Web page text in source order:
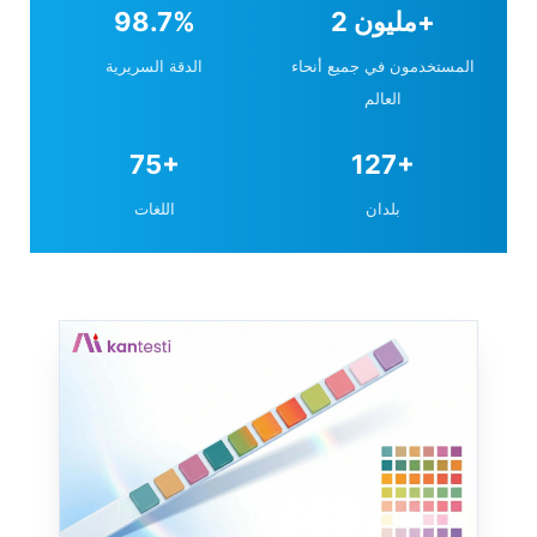
98.7%
الدقة السريرية
2 مليون+
المستخدمون في جميع أنحاء
العالم
75+
اللغات
127+
بلدان